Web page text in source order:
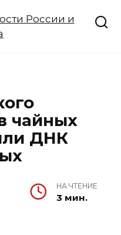
чайных
ДНК
НА ЧТЕНИЕ
3 мин.